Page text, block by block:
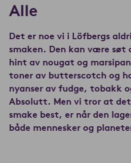
Alle
Det er noe vi i Löfbergs
smaken. Den kan være søt
hint av nougat og
toner av butterscotch og
nyanser av fudge, tobakk
Absolutt. Men vi tror at
smake best, er når den
både mennesker og